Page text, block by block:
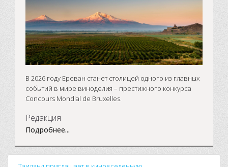
В 2026 году Ереван станет столицей одного из главных
событий в мире виноделия – престижного конкурса
Concours Mondial de Bruxelles.
Редакция
Подробнее...